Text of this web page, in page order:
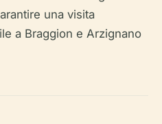
una visita
a Braggion e Arzignano